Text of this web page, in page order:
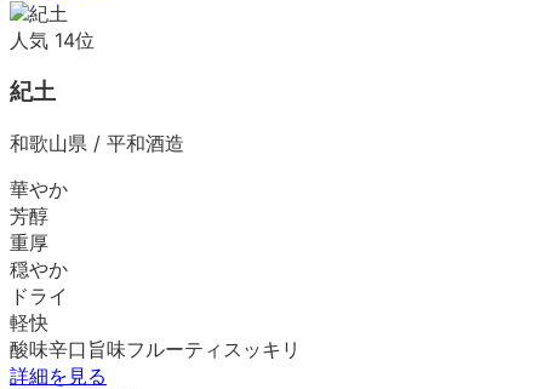
人気 14位
紀土
和歌山県 / 平和酒造
華やか
芳醇
重厚
穏やか
ドライ
軽快
酸味辛口 旨味フルーティ スッキリ
詳細を見る